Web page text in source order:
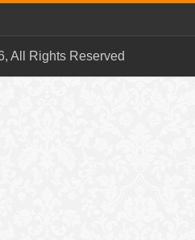
All Rights Reserved